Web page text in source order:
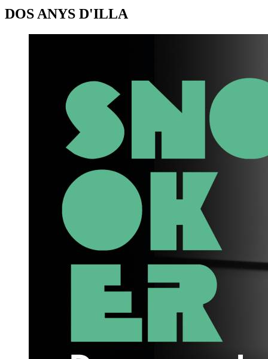
DOS ANYS D'ILLA